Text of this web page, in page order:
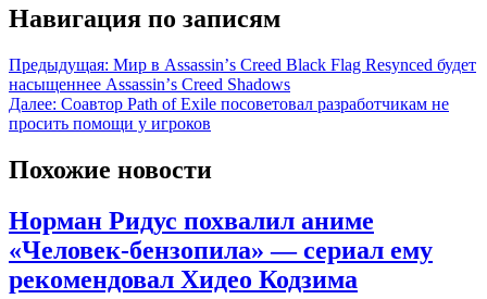
Навигация по записям
Предыдущая: Мир в Assassinʼs Creed Black Flag Resynced будет
насыщеннее Assassinʼs Creed Shadows
Далее: Соавтор Path of Exile посоветовал разработчикам не
просить помощи у игроков
Похожие новости
Норман Ридус похвалил аниме
«Человек-бензопила» — сериал ему
рекомендовал Хидео Кодзима